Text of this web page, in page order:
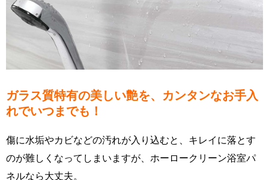
ガラス質特有の美しい艶を、カンタンなお手入
れでいつまでも！
傷に水垢やカビなどの汚れが入り込むと、キレイに落とす
のが難しくなってしまいますが、ホーロークリーン浴室パ
ネルなら大丈夫。